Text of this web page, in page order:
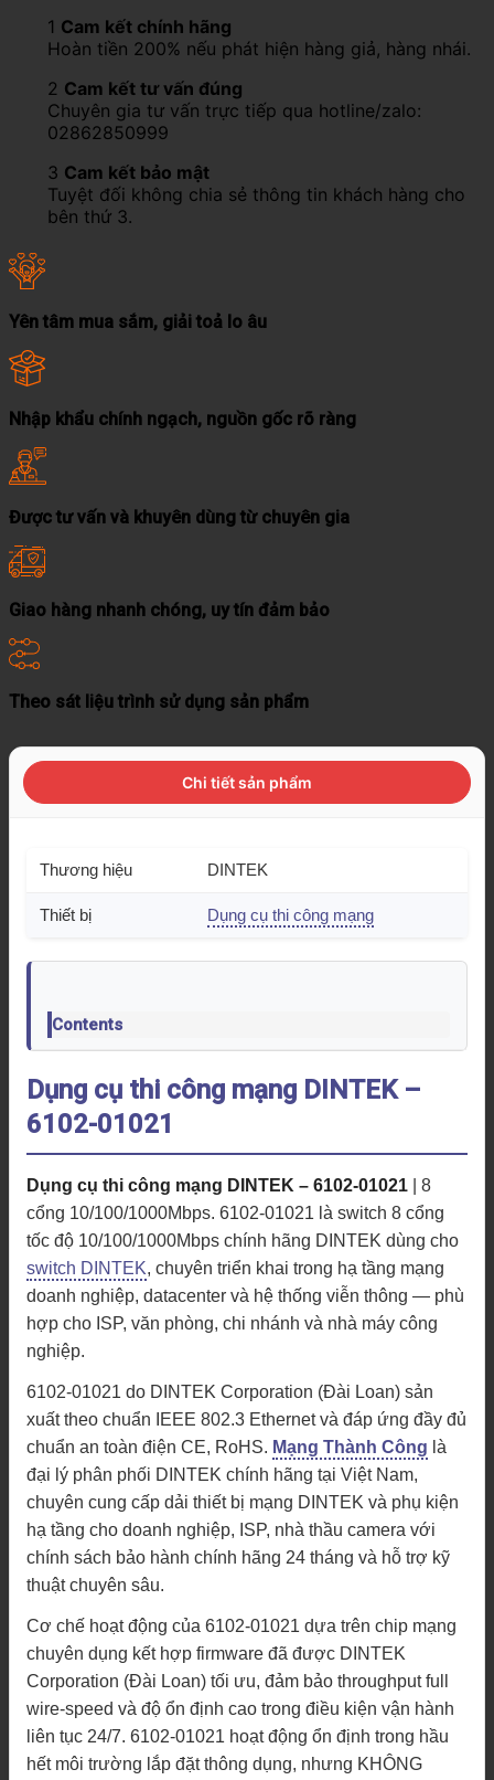
1 Cam kết chính hãng
Hoàn tiền 200% nếu phát hiện hàng giả, hàng nhái.
2 Cam kết tư vấn đúng
Chuyên gia tư vấn trực tiếp qua hotline/zalo:
02862850999
3 Cam kết bảo mật
Tuyệt đối không chia sẻ thông tin khách hàng cho
bên thứ 3.
Yên tâm mua sắm, giải toả lo âu
Nhập khẩu chính ngạch, nguồn gốc rõ ràng
Được tư vấn và khuyên dùng từ chuyên gia
Giao hàng nhanh chóng, uy tín đảm bảo
Theo sát liệu trình sử dụng sản phẩm
Chi tiết sản phẩm
Thương hiệu DINTEK
Thiết bị Dụng cụ thi công mạng
Contents
Dụng cụ thi công mạng DINTEK –
6102-01021
Dụng cụ thi công mạng DINTEK – 6102-01021 | 8
cổng 10/100/1000Mbps. 6102-01021 là switch 8 cổng
tốc độ 10/100/1000Mbps chính hãng DINTEK dùng cho
switch DINTEK, chuyên triển khai trong hạ tầng mạng
doanh nghiệp, datacenter và hệ thống viễn thông — phù
hợp cho ISP, văn phòng, chi nhánh và nhà máy công
nghiệp.
6102-01021 do DINTEK Corporation (Đài Loan) sản
xuất theo chuẩn IEEE 802.3 Ethernet và đáp ứng đầy đủ
chuẩn an toàn điện CE, RoHS. Mạng Thành Công là
đại lý phân phối DINTEK chính hãng tại Việt Nam,
chuyên cung cấp dải thiết bị mạng DINTEK và phụ kiện
hạ tầng cho doanh nghiệp, ISP, nhà thầu camera với
chính sách bảo hành chính hãng 24 tháng và hỗ trợ kỹ
thuật chuyên sâu.
Cơ chế hoạt động của 6102-01021 dựa trên chip mạng
chuyên dụng kết hợp firmware đã được DINTEK
Corporation (Đài Loan) tối ưu, đảm bảo throughput full
wire-speed và độ ổn định cao trong điều kiện vận hành
liên tục 24/7. 6102-01021 hoạt động ổn định trong hầu
hết môi trường lắp đặt thông dụng, nhưng KHÔNG